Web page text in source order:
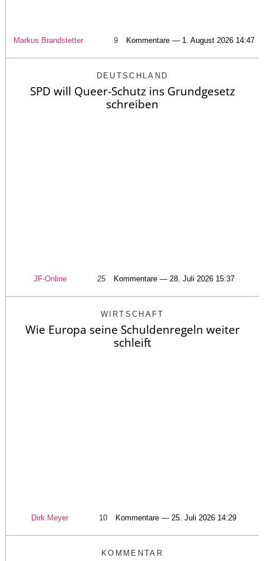
Markus Brandstetter 9 Kommentare — 1. August 2026 14:47
DEUTSCHLAND
SPD will Queer-Schutz ins Grundgesetz
schreiben
JF-Online 25 Kommentare — 28. Juli 2026 15:37
WIRTSCHAFT
Wie Europa seine Schuldenregeln weiter
schleift
Dirk Meyer 10 Kommentare — 25. Juli 2026 14:29
KOMMENTAR